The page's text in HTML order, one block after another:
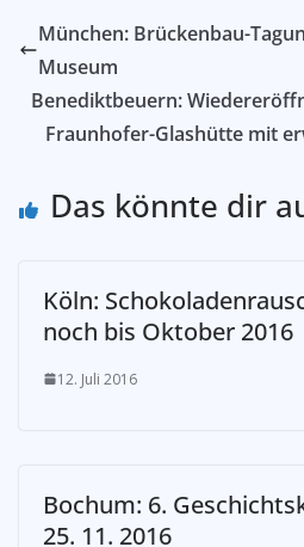
München: Brückenbau-
Museum
Benediktbeuern:
Fraunhofer-Glashütte mit
Das könnte dir
Köln:
noch bis Oktober 2016
12. Juli 2016
Bochum: 6.
25. 11. 2016